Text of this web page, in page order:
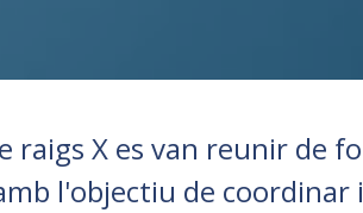
raigs X es van reunir de
l'objectiu de